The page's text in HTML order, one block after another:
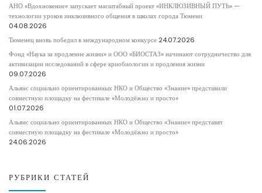
АНО «Вдохновение» запускает масштабный проект «ИНКЛЮЗИВНЫЙ ПУТЬ» —
технологии уроков инклюзивного общения в школах города Тюмени
04.08.2026
Тюменец вновь победил в международном конкурсе 24.07.2026
Фонд «Наука за продление жизни» и ООО «БИОСТАЗ» начинают сотрудничество для
активизации исследований в сфере криобиологии и продления жизни
09.07.2026
Альянс социально ориентированных НКО и Общество «Знание» представили
совместную площадку на фестивале «Молодёжно и просто»
01.07.2026
Альянс социально ориентированных НКО и Общество «Знание» представят
совместную площадку на фестивале «Молодёжно и просто»
24.06.2026
РУБРИКИ СТАТЕЙ